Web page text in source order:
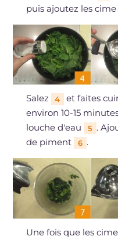
puis ajoutez les
Salez 4
et faites
environ 10-15
louche d'eau
5 .
de piment
6 .
Une fois que les